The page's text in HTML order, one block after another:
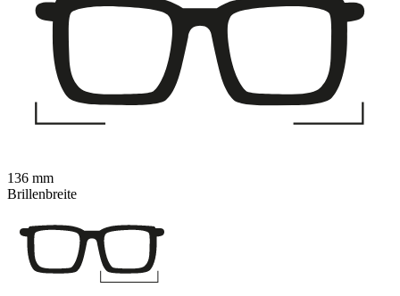
136 mm
Brillenbreite